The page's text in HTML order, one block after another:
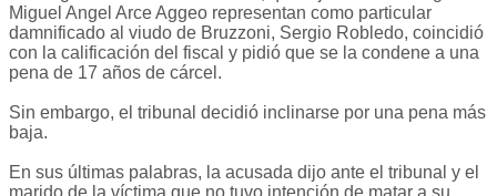
Miguel Angel Arce Aggeo representan como particular
damnificado al viudo de Bruzzoni, Sergio Robledo, coincidió
con la calificación del fiscal y pidió que se la condene a una
pena de 17 años de cárcel.
Sin embargo, el tribunal decidió inclinarse por una pena más
baja.
En sus últimas palabras, la acusada dijo ante el tribunal y el